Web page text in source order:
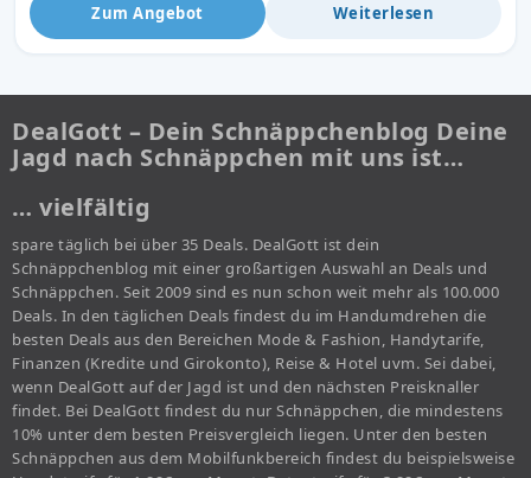
Zum Angebot Weiterlesen
DealGott – Dein Schnäppchenblog Deine
Jagd nach Schnäppchen mit uns ist…
… vielfältig
spare täglich bei über 35 Deals. DealGott ist dein
Schnäppchenblog mit einer großartigen Auswahl an Deals und
Schnäppchen. Seit 2009 sind es nun schon weit mehr als 100.000
Deals. In den täglichen Deals findest du im Handumdrehen die
besten Deals aus den Bereichen Mode & Fashion, Handytarife,
Finanzen (Kredite und Girokonto), Reise & Hotel uvm. Sei dabei,
wenn DealGott auf der Jagd ist und den nächsten Preisknaller
findet. Bei DealGott findest du nur Schnäppchen, die mindestens
10% unter dem besten Preisvergleich liegen. Unter den besten
Schnäppchen aus dem Mobilfunkbereich findest du beispielsweise